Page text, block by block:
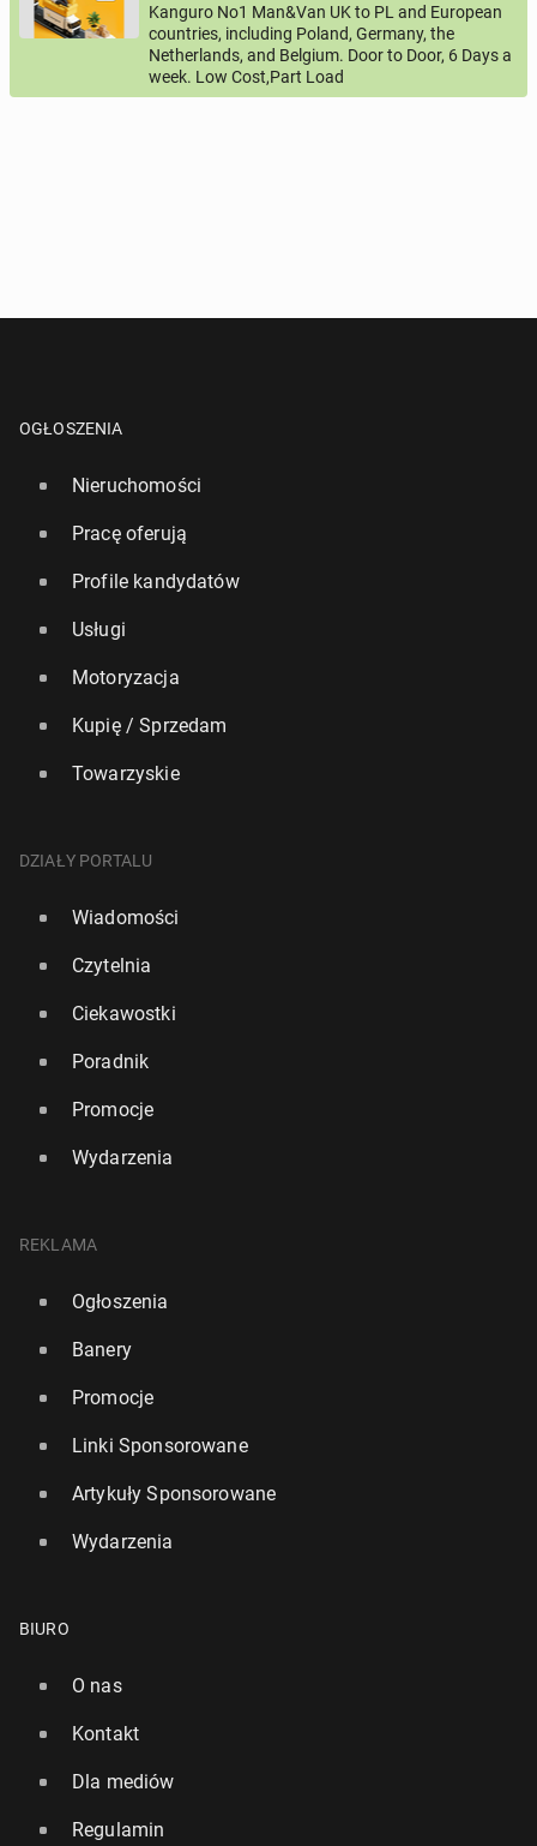
Kanguro No1 Man&Van UK to PL and European
countries, including Poland, Germany, the
Netherlands, and Belgium. Door to Door, 6 Days a
week. Low Cost,Part Load
OGŁOSZENIA
Nieruchomości
Pracę oferują
Profile kandydatów
Usługi
Motoryzacja
Kupię / Sprzedam
Towarzyskie
DZIAŁY PORTALU
Wiadomości
Czytelnia
Ciekawostki
Poradnik
Promocje
Wydarzenia
REKLAMA
Ogłoszenia
Banery
Promocje
Linki Sponsorowane
Artykuły Sponsorowane
Wydarzenia
BIURO
O nas
Kontakt
Dla mediów
Regulamin